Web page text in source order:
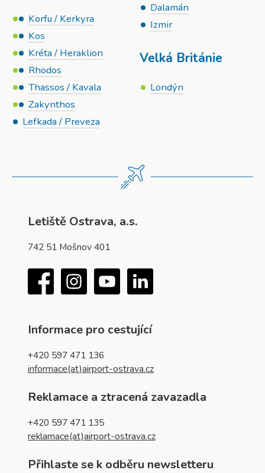
Korfu / Kerkyra
Kos
Kréta / Heraklion
Rhodos
Thassos / Kavala
Zakynthos
Lefkada / Preveza
Dalamán
Izmir
Velká Británie
Londýn
Letiště Ostrava, a.s.
742 51 Mošnov 401
FacebookInstagramYouTubeLinkedIn
Informace pro cestující
+420 597 471 136
informace(at)airport-ostrava.cz
Reklamace a ztracená zavazadla
+420 597 471 135
reklamace(at)airport-ostrava.cz
Přihlaste se k odběru newsletteru